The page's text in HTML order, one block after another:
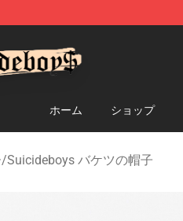
ホーム ショップ
/Suicideboys バケツの帽子